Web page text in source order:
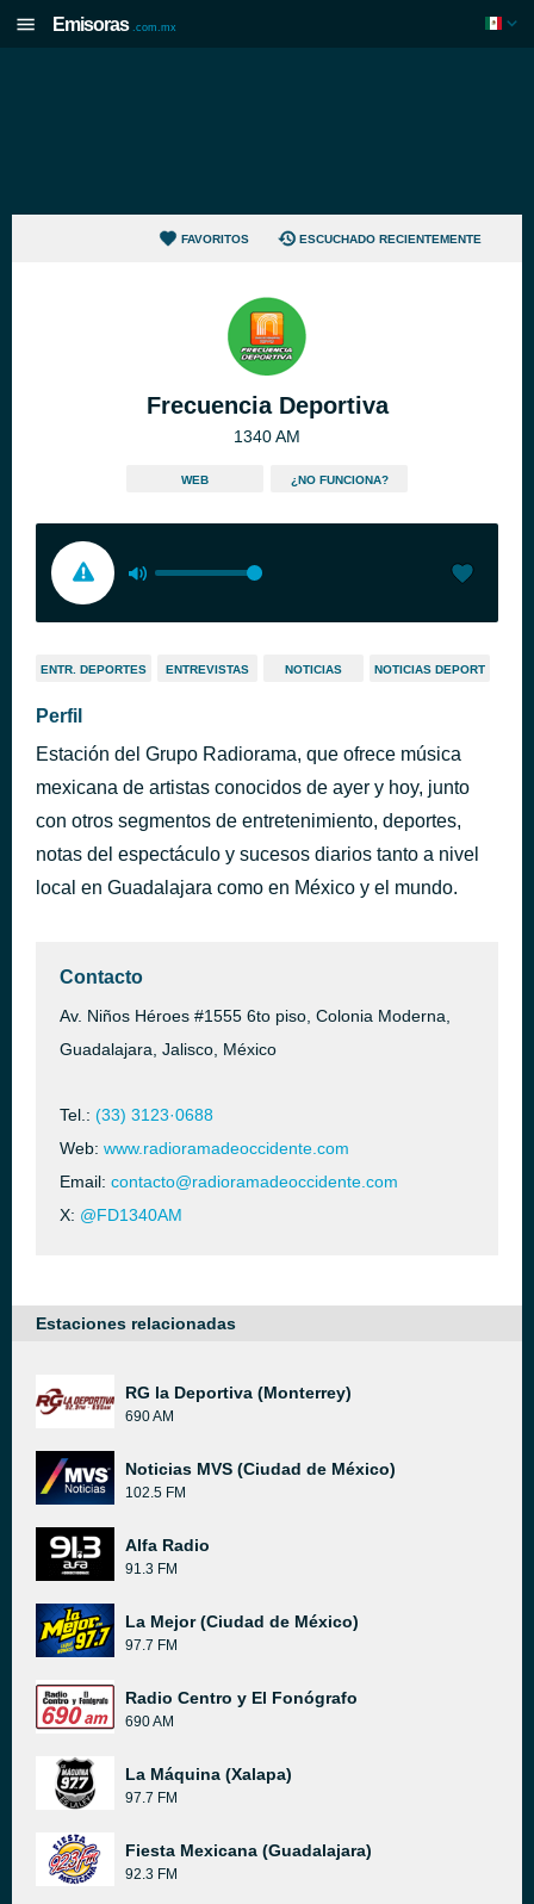
Emisoras .com.mx
FAVORITOS ESCUCHADO RECIENTEMENTE
Frecuencia Deportiva
1340 AM
WEB ¿NO FUNCIONA?
ENTR. DEPORTES ENTREVISTAS NOTICIAS NOTICIAS DEPORT
Perfil
Estación del Grupo Radiorama, que ofrece música
mexicana de artistas conocidos de ayer y hoy, junto
con otros segmentos de entretenimiento, deportes,
notas del espectáculo y sucesos diarios tanto a nivel
local en Guadalajara como en México y el mundo.
Contacto
Av. Niños Héroes #1555 6to piso, Colonia Moderna,
Guadalajara, Jalisco, México
Tel.: (33) 3123·0688
Web: www.radioramadeoccidente.com
Email: contacto@radioramadeoccidente.com
X: @FD1340AM
Estaciones relacionadas
RG la Deportiva (Monterrey)
690 AM
Noticias MVS (Ciudad de México)
102.5 FM
Alfa Radio
91.3 FM
La Mejor (Ciudad de México)
97.7 FM
Radio Centro y El Fonógrafo
690 AM
La Máquina (Xalapa)
97.7 FM
Fiesta Mexicana (Guadalajara)
92.3 FM